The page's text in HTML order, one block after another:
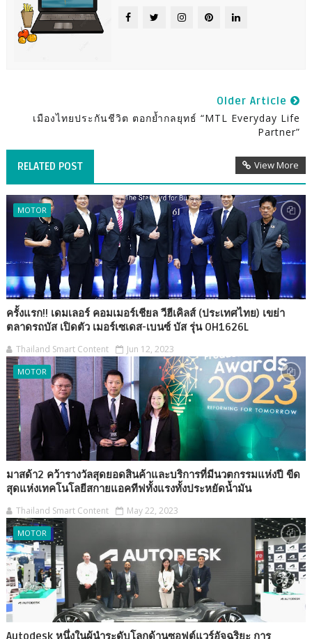
Older Article
เมืองไทยประกันชีวิต ตอกย้ำกลยุทธ์ “MTL Everyday Life
Partner”
RELATED POST View More
MOTOR
ครั้งแรก!! เดมเลอร์ คอมเมอร์เชียล วีฮีเคิลส์ (ประเทศไทย) เขย่า
ตลาดรถบัส เปิดตัว เมอร์เซเดส-เบนซ์ บัส รุ่น OH1626L
Thailand Smart Content Jun 12, 2023
MOTOR
มาสด้า2 คว้ารางวัลสุดยอดสินค้าและบริการที่มีนวตกรรมแห่งปี ขีด
สุดแห่งเทคโนโลยีสกายแอคทีฟทั้งแรงทั้งประหยัดน้ำมัน
Thailand Smart Content May 22, 2023
MOTOR
Autodesk หนึ่งในผู้นำระดับโลกด้านซอฟต์แวร์อัจฉริยะ การ